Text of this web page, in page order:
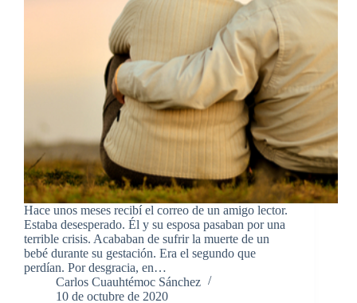
Hace unos meses recibí el correo de un amigo lector.
Estaba desesperado. Él y su esposa pasaban por una
terrible crisis. Acababan de sufrir la muerte de un
bebé durante su gestación. Era el segundo que
perdían. Por desgracia, en…
Carlos Cuauhtémoc Sánchez
10 de octubre de 2020